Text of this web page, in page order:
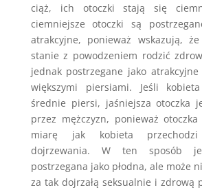
ciąż, ich otoczki stają się
ciemniejsze otoczki są
atrakcyjne, ponieważ wskazują,
stanie z powodzeniem rodzić
jednak postrzegane jako
większymi piersiami. Jeśli
średnie piersi, jaśniejsza otoczka
przez mężczyzn, ponieważ
miarę jak kobieta
dojrzewania. W ten sposób
postrzegana jako płodna, ale może
za tak dojrzałą seksualnie i zdrową